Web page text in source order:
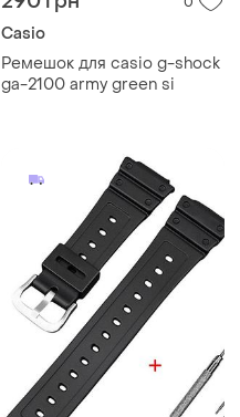
Casio
Ремешок для casio g-shock
ga-2100 army green si